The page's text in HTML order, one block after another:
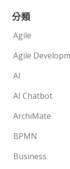
分類
Agile
Agile
AI
AI Chatbot
ArchiMate
BPMN
Business